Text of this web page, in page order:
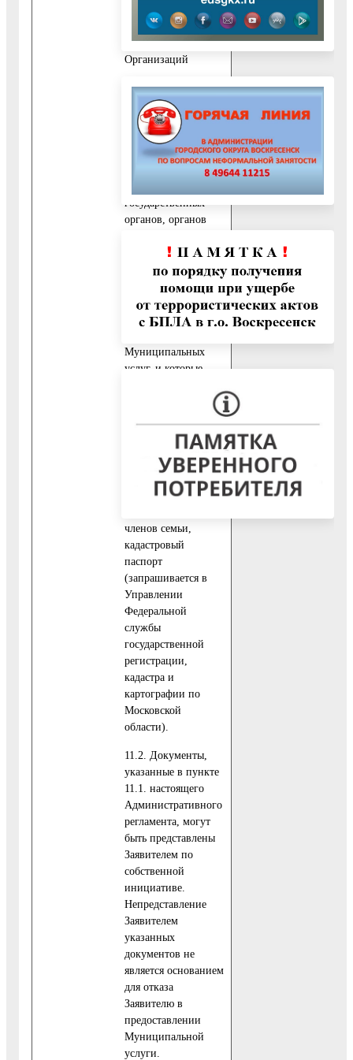
находятся в
распоряжении
Органов власти или
Организаций
11.1. Документы,
необходимые для
предоставления
Муниципальной
услуги, которые
государственных
органов, органов
самоуправления и
иных органов и
подведомственных
им организациях,
участвующих в
Муниципальных
услуг, и которые
инициативе:
11.1.1. Выписка из
ЕГРН о правах на
недвижимое
членов семьи,
кадастровый
паспорт
(запрашивается в
Управлении
Федеральной
службы
государственной
регистрации,
кадастра и
картографии по
Московской
области).
11.2. Документы,
указанные в пункте
11.1. настоящего
Административного
регламента, могут
быть представлены
Заявителем по
собственной
инициативе.
Непредставление
Заявителем
указанных
документов не
является основанием
для отказа
Заявителю в
предоставлении
Муниципальной
услуги.